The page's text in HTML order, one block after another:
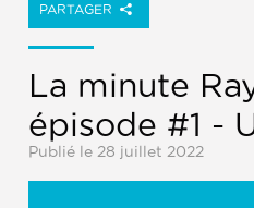
PARTAGER
La minute
épisode #1 -
Publié le 28 juillet 2022